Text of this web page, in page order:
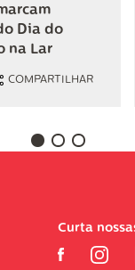
Dia do
na Lar
COMPARTILHAR
Curta